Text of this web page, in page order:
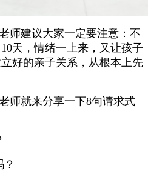
师建议大家一定要注意：不
天，情绪一上来，又让孩子
好的亲子关系，从根本上先
师就来分享一下8句请求式